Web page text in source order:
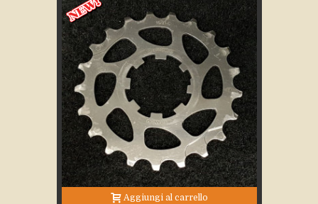
Aggiungi al carrello